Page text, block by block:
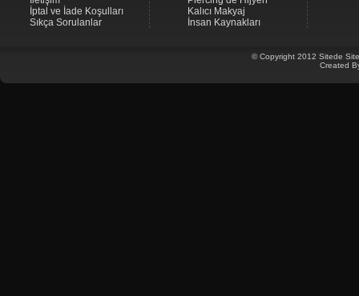
İptal ve İade Koşulları
Sıkça Sorulanlar
© Copyright 2012 Sitede
Created
Kalıcı Makyaj
İnsan Kaynakları